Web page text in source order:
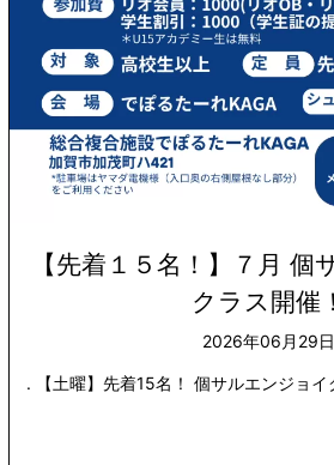
【先着１５名！】７月 個
クラス開催！
2026年06月29日
. 【土曜】先着15名！ 個サルエンジョ